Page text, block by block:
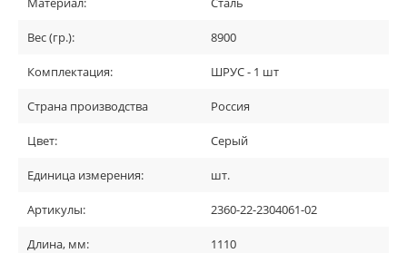
Вес (гр.): 8900
Комплектация: ШРУС - 1 шт
Страна производства Россия
Цвет: Серый
Единица измерения: шт.
Артикулы: 2360-22-2304061-02
Длина, мм: 1110